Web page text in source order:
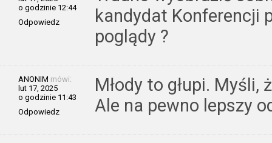
o godzinie 12:44
Odpowiedz
kandydat Konferencji
poglądy ?
ANONIM mówi:
lut 17, 2025
o godzinie 11:43
Odpowiedz
Młody to głupi. Myśli,
Ale na pewno lepszy